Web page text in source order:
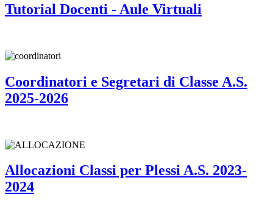
Tutorial Docenti - Aule Virtuali
Coordinatori e Segretari di Classe A.S.
2025-2026
Allocazioni Classi per Plessi A.S. 2023-
2024